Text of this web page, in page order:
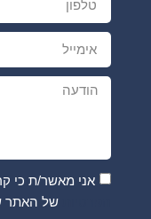
אני מאשר/ת כי
של האתר